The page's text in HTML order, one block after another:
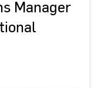
Manager